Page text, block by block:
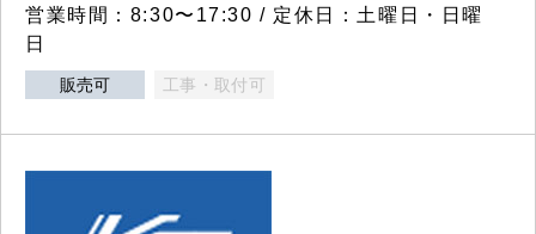
営業時間：8:30〜17:30 / 定休日：土曜日・日曜
日
販売可 工事・取付可